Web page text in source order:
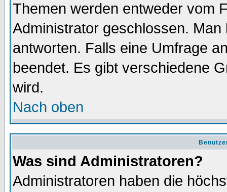
Themen werden entweder vom
Administrator geschlossen.
antworten. Falls eine Umfrage
beendet. Es gibt verschiedene
wird.
Nach oben
Was sind Administratoren?
Administratoren haben die